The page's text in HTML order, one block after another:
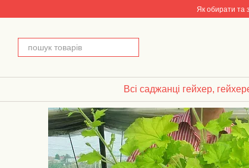
Як обирати та
Всі саджанці гейхер,